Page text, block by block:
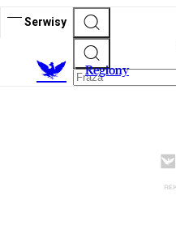
Serwisy
Regiony